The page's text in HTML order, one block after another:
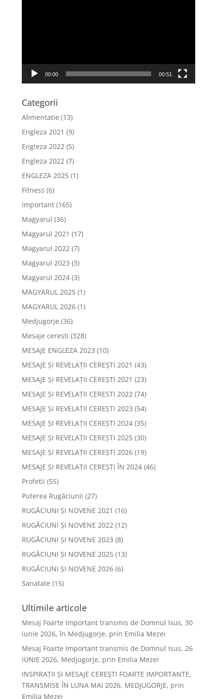
00:00 00:51
Categorii
Alimentatie (13)
Engleza 2021 (9)
Engleza 2022 (5)
Engleza 2022 (7)
ENGLEZA 2025(1)
Fitness (6)
Important(165)
Magyarul (36)
Magyarul 2021 (17)
Magyarul 2022 (7)
Magyarul 2023 (3)
Magyarul 2024(3)
MAGYARUL 2025(1)
MAGYARUL 2026(1)
Medjugorje (36)
Mesaje ceresti (328)
MESAJE ENGLEZA 2023 (10)
MESAJE ȘI REVELAȚII CEREȘTI 2021 (43)
MESAJE ȘI REVELAȚII CEREȘTI 2021 (23)
MESAJE ȘI REVELAȚII CERESTI 2022 (74)
MESAJE ȘI REVELAȚII CEREȘTI 2023 (54)
MESAJE ȘI REVELAȚII CEREȘTI 2024(35)
MESAJE ȘI REVELAȚII CEREȘTI 2025(30)
MESAJE ȘI REVELAȚII CEREȘTI 2026(19)
MESAJE ȘI REVELAȚII CEREȘTI ÎN 2024(46)
Profetii (55)
Puterea Rugăciunii (27)
RUGĂCIUNI ȘI NOVENE 2021 (16)
RUGĂCIUNI ȘI NOVENE 2022 (12)
RUGĂCIUNI ȘI NOVENE 2023 (8)
RUGĂCIUNI ȘI NOVENE 2025(13)
RUGĂCIUNI ȘI NOVENE 2026(6)
Sanatate (15)
Ultimile articole
Mesaj Foarte Important transmis de Domnul Isus, 30
iunie 2026, în Medjugorje, prin Emilia Mezei
Mesaj Foarte Important transmis de Domnul Isus, 26
IUNIE 2026, Medjugorje, prin Emilia Mezei
INSPIRAȚII ȘI MESAJE CEREȘTI FOARTE IMPORTANTE,
TRANSMISE ÎN LUNA MAI 2026, MEDJUGORJE, prin
Emilia Mezei